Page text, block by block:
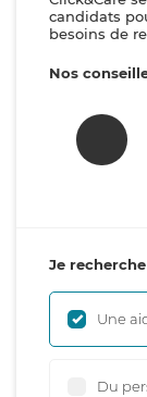
candidats
besoins de
Nos
Je recherche
Une
Du